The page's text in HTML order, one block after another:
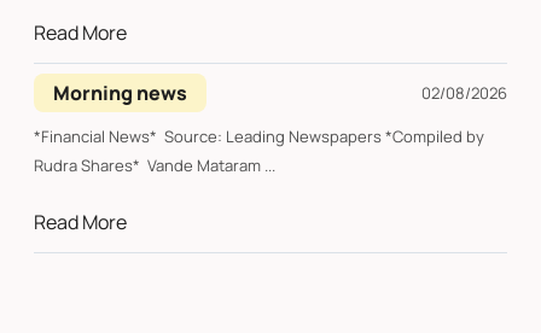
Read More
Morning news
02/08/2026
*Financial News* Source: Leading Newspapers *Compiled by
Rudra Shares* Vande Mataram ...
Read More